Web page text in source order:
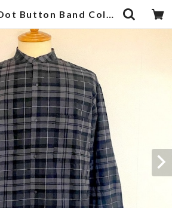
Check Dot Button Band Collar Shirts Black | 武蔵小杉のセレクトショップ【ナクール】-nakool-